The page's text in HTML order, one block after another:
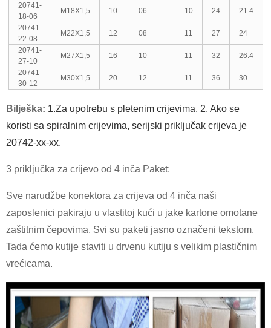
20741-
18-06
M18X1,5 10 06 10 24
21.4
20741-
22-08
M22X1,5 12 08 11 27
24
20741-
27-10
M27X1,5 16 10 11 32
26.4
20741-
30-12
M30X1,5 20 12 11 36 30
Bilješka: 1.Za upotrebu s pletenim crijevima. 2. Ako se
koristi sa spiralnim crijevima, serijski priključak crijeva je
20742-xx-xx.
3 priključka za crijevo od 4 inča Paket:
Sve narudžbe konektora za crijeva od 4 inča naši
zaposlenici pakiraju u vlastitoj kući u jake kartone omotane
zaštitnim čepovima. Svi su paketi jasno označeni tekstom.
Tada ćemo kutije staviti u drvenu kutiju s velikim plastičnim
vrećicama.